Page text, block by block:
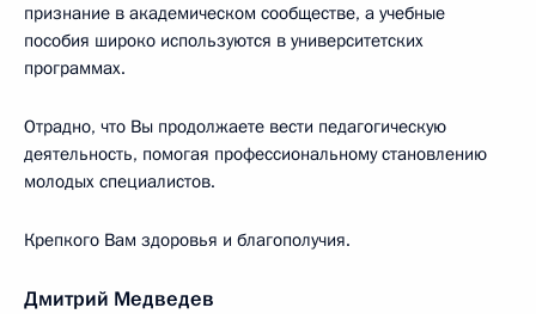
признание в академическом сообществе, а учебные
пособия широко используются в университетских
программах.
Отрадно, что Вы продолжаете вести педагогическую
деятельность, помогая профессиональному становлению
молодых специалистов.
Крепкого Вам здоровья и благополучия.
Дмитрий Медведев